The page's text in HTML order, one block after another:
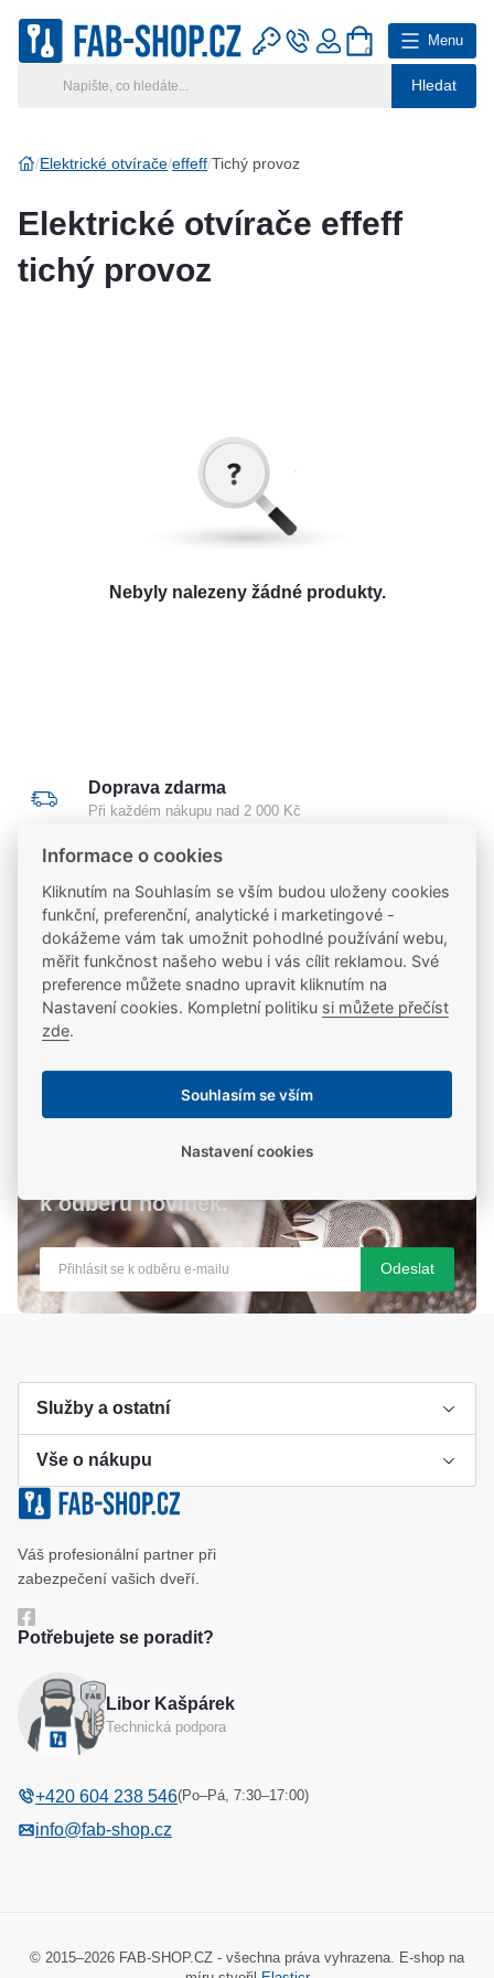
Hledat
0
Menu
Hlavní kategorie
Klíčové systémy
Elektrické otvírače effeff Tichý provoz
Elektrické otvírače effeff
tichý provoz
Nebyly nalezeny žádné produkty.
Doprava zdarma
Při každém nákupu nad 2 000 Kč
Poradíme vám s výběrem i montáží
Certifikovaný partner
Partneři značekFAB,Mul-T-Lock aYale
Poradíme vám, máme 20 let zkušeností
k odběru novinek.
Odeslat
Služby a ostatní
Výroba klíče
Klíčové systémy
Katalog
Vše o nákupu
Cookies a podmínky používání
Ochrana osobních údajů
Odstoupení od kupní smlouvy
Váš profesionální partner při
zabezpečení vašich dveří.
Potřebujete se poradit?
Libor Kašpárek
Technická podpora
+420 604 238 546(Po–Pá, 7:30–17:00)
info@fab-shop.cz
© 2015–2026 FAB-SHOP.CZ - všechna práva vyhrazena. E-shop na
Informace o cookies
Kliknutím na Souhlasím se vším budou uloženy cookies
funkční, preferenční, analytické i marketingové -
dokážeme vám tak umožnit pohodlné používání webu,
měřit funkčnost našeho webu i vás cílit reklamou. Své
preference můžete snadno upravit kliknutím na
Nastavení cookies. Kompletní politiku si můžete přečíst
zde.
Souhlasím se vším
Nastavení cookies